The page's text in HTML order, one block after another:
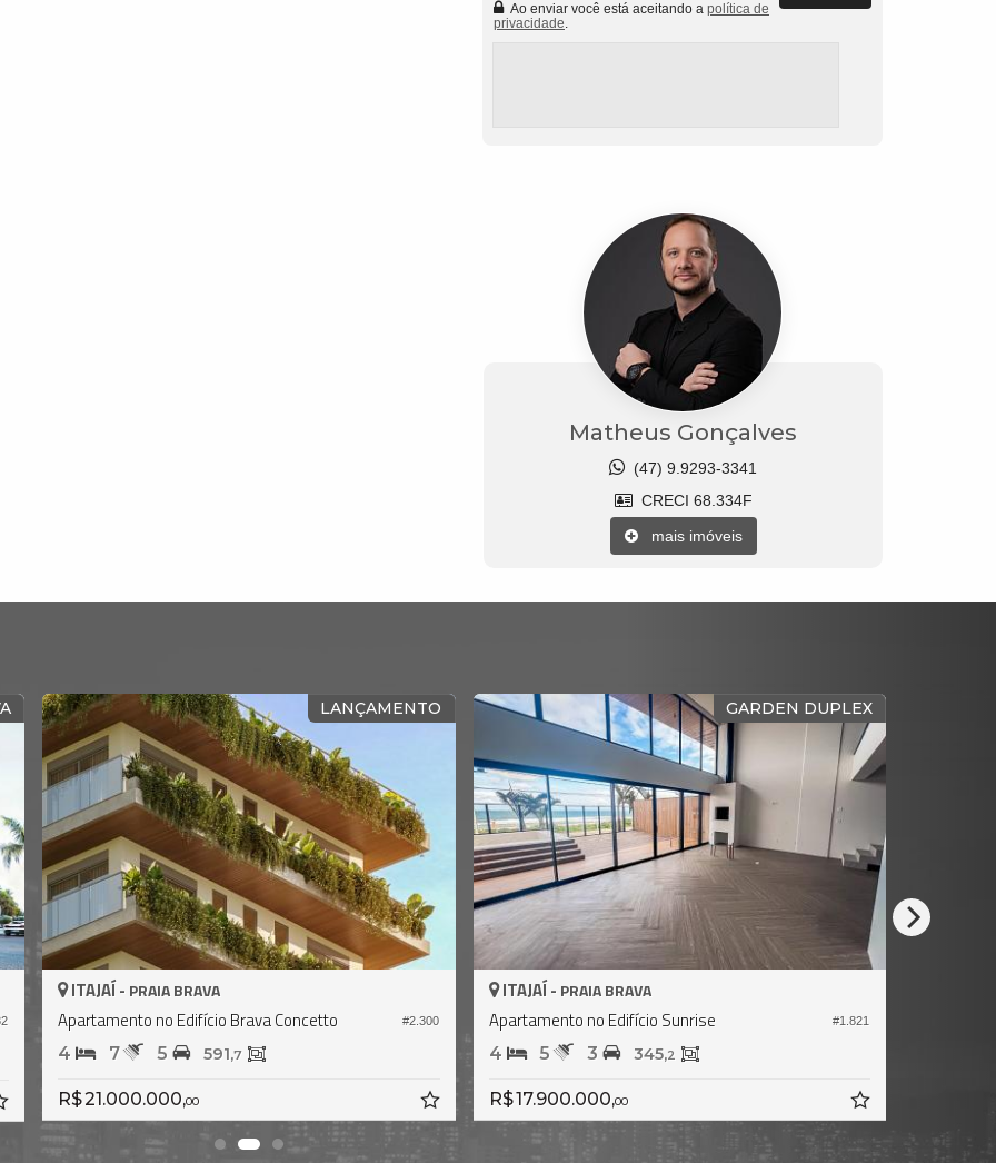
Ao enviar você está aceitando a política de
privacidade.
Matheus Gonçalves
(47) 9.9293-3341
CRECI 68.334F
mais imóveis
LANÇAMENTO
#2.300
ITAJAÍ - PRAIA BRAVA
Apartamento no Edifício Brava Concetto
4 7 5 591,7
R$ 21.000.000,00
GARDEN DUPLEX
#1.821
ITAJAÍ - PRAIA BRAVA
Apartamento no Edifício Sunrise
4 5 3 345,2
R$ 17.900.000,00